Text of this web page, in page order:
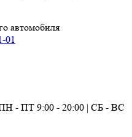
автомобиля
01
- ПТ 9:00 - 20:00 | СБ - ВС